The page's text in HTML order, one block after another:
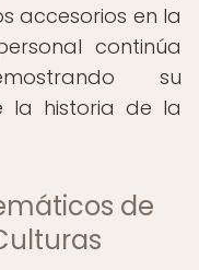
accesorios en la
continúa
su
la historia de la
de